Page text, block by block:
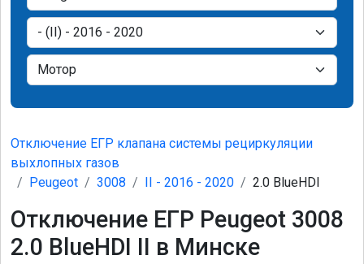
Отключение ЕГР клапана системы рециркуляции
выхлопных газов
Peugeot
3008 II - 2016 - 2020 2.0 BlueHDI
Отключение ЕГР Peugeot 3008
2.0 BlueHDI II в Минске